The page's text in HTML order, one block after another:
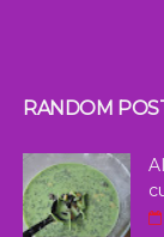
RANDOM